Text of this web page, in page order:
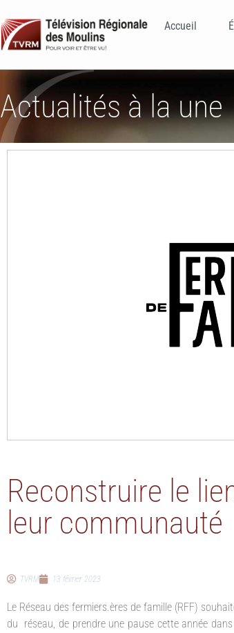
Accueil
Actualités à la une
Reconstruire le
leur communauté
TVRM 13 février 2023
Le Réseau des fermiers.ères de famille (RFF)
du réseau, de prendre une pause cette année